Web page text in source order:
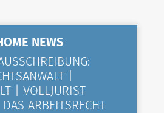
NEWS
|
| VOLLJURIST
ARBEITSRECHT